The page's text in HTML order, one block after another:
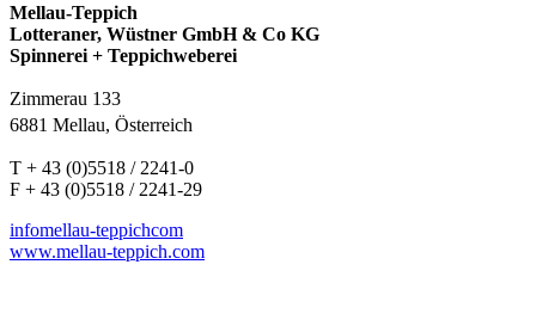
Mellau-Teppich
Lotteraner, Wüstner GmbH & Co KG
Spinnerei + Teppichweberei
Zimmerau 133
6881 Mellau, Österreich
T + 43 (0)5518 / 2241-0
F + 43 (0)5518 / 2241-29
infomellau-teppichcom
www.mellau-teppich.com